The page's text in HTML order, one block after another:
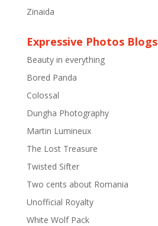
Zinaida
Expressive Photos Blogs
Beauty in everything
Bored Panda
Colossal
Dungha Photography
Martin Lumineux
The Lost Treasure
Twisted Sifter
Two cents about Romania
Unofficial Royalty
White Wolf Pack